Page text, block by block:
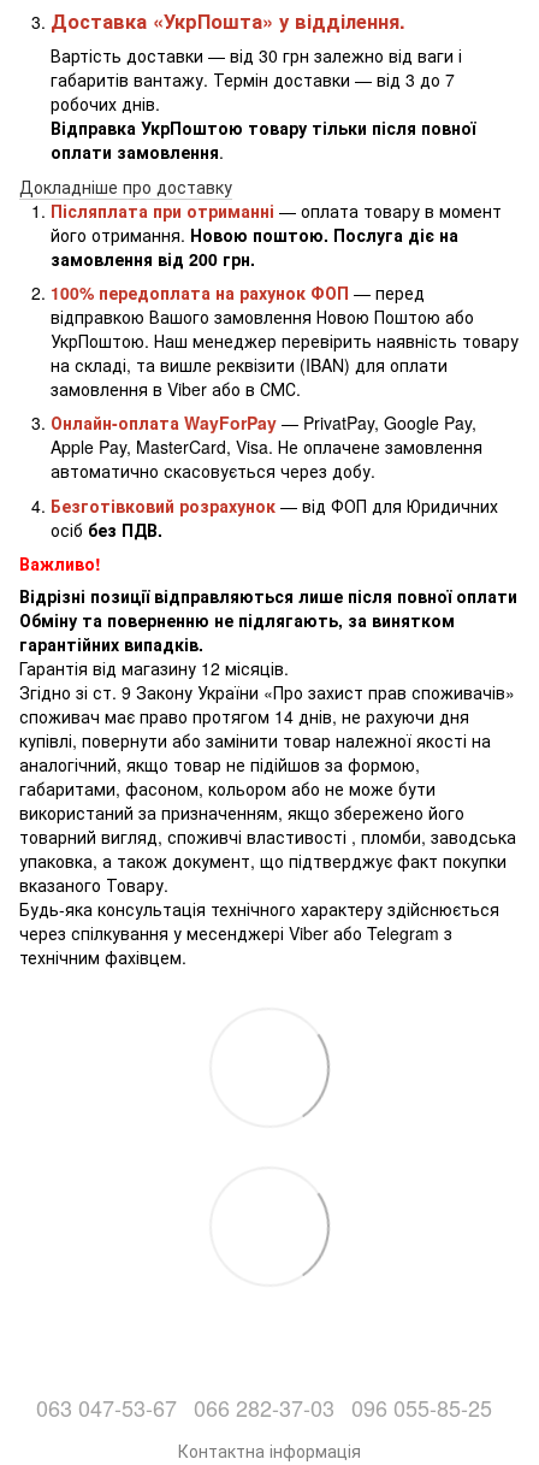
Доставка «УкрПошта» у відділення.
Вартість доставки — від 30 грн залежно від ваги і
габаритів вантажу. Термін доставки — від 3 до 7
робочих днів.
Відправка УкрПоштою товару тільки після повної
оплати замовлення.
Докладніше про доставку
Післяплата при отриманні — оплата товару в момент
його отримання. Новою поштою. Послуга діє на
замовлення від 200 грн.
100% передоплата на рахунок ФОП — перед
відправкою Вашого замовлення Новою Поштою або
УкрПоштою. Наш менеджер перевірить наявність товару
на складі, та вишле реквізити (IBAN) для оплати
замовлення в Viber або в СМС.
Онлайн-оплата WayForPay — PrivatPay, Google Pay,
Apple Pay, MasterCard, Visa. Не оплачене замовлення
автоматично скасовується через добу.
Безготівковий розрахунок — від ФОП для Юридичних
осіб без ПДВ.
Важливо!
Відрізні позиції відправляються лише після повної оплати
Обміну та поверненню не підлягають, за винятком
гарантійних випадків.
Гарантія від магазину 12 місяців.
Згідно зі ст. 9 Закону України «Про захист прав споживачів»
споживач має право протягом 14 днів, не рахуючи дня
купівлі, повернути або замінити товар належної якості на
аналогічний, якщо товар не підійшов за формою,
габаритами, фасоном, кольором або не може бути
використаний за призначенням, якщо збережено його
товарний вигляд, споживчі властивості , пломби, заводська
упаковка, а також документ, що підтверджує факт покупки
вказаного Товару.
Будь-яка консультація технічного характеру здійснюється
через спілкування у месенджері Viber або Telegram з
технічним фахівцем.
063 047-53-67 066 282-37-03 096 055-85-25
Контактна інформація